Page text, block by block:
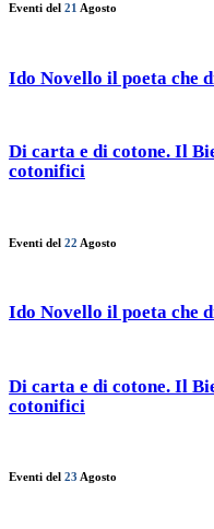
Eventi del 21 Agosto
Ido Novello il poeta che
Di carta e di cotone. Il
cotonifici
Eventi del 22 Agosto
Ido Novello il poeta che
Di carta e di cotone. Il
cotonifici
Eventi del 23 Agosto